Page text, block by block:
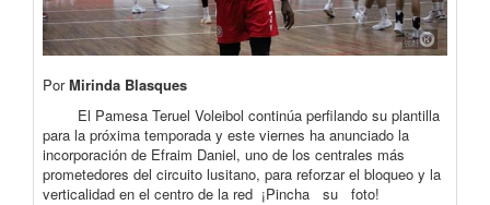
PorMirinda Blasques
El Pamesa Teruel Voleibol continúa perfilando su plantilla
para la próxima temporada y este viernes ha anunciado la
incorporación de Efraim Daniel, uno de los centrales más
prometedores del circuito lusitano, para reforzar el bloqueo y la
verticalidad en el centro de la red ¡Pincha su foto!